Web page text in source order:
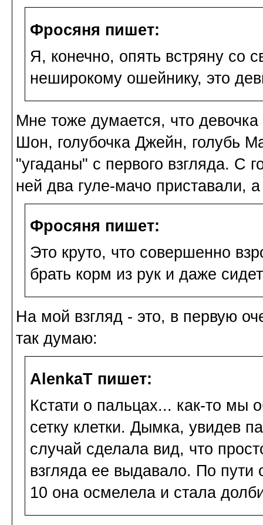
Фросяня пишет:
Я, конечно, опять встряну со
неширокому ошейнику, это
Мне тоже думается, что девочка
Шон, голубочка Джейн, голубь
"угаданы" с первого взгляда. С
ней два гуле-мачо приставали,
Фросяня пишет:
Это круто, что совершенно
брать корм из рук и даже
На мой взгляд - это, в первую
так думаю:
AlenkaT пишет:
Кстати о пальцах... как-то мы
сетку клетки. Дымка, увидев
случай сделала вид, что
взгляда ее выдавало. По пути
10 она осмелела и стала